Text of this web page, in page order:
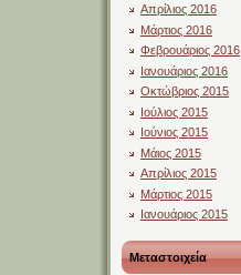
Απρίλιος 2016
Μάρτιος 2016
Φεβρουάριος 2016
Ιανουάριος 2016
Οκτώβριος 2015
Ιούλιος 2015
Ιούνιος 2015
Μάιος 2015
Απρίλιος 2015
Μάρτιος 2015
Ιανουάριος 2015
Μεταστοιχεία